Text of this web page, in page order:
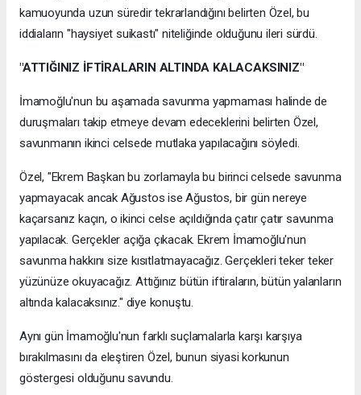
kamuoyunda uzun süredir tekrarlandığını belirten Özel, bu
iddiaların "haysiyet suikastı" niteliğinde olduğunu ileri sürdü.
"ATTIĞINIZ İFTİRALARIN ALTINDA KALACAKSINIZ"
İmamoğlu'nun bu aşamada savunma yapmaması halinde de
duruşmaları takip etmeye devam edeceklerini belirten Özel,
savunmanın ikinci celsede mutlaka yapılacağını söyledi.
Özel, "Ekrem Başkan bu zorlamayla bu birinci celsede savunma
yapmayacak ancak Ağustos ise Ağustos, bir gün nereye
kaçarsanız kaçın, o ikinci celse açıldığında çatır çatır savunma
yapılacak. Gerçekler açığa çıkacak. Ekrem İmamoğlu'nun
savunma hakkını size kısıtlatmayacağız. Gerçekleri teker teker
yüzünüze okuyacağız. Attığınız bütün iftiraların, bütün yalanların
altında kalacaksınız." diye konuştu.
Aynı gün İmamoğlu'nun farklı suçlamalarla karşı karşıya
bırakılmasını da eleştiren Özel, bunun siyasi korkunun
göstergesi olduğunu savundu.